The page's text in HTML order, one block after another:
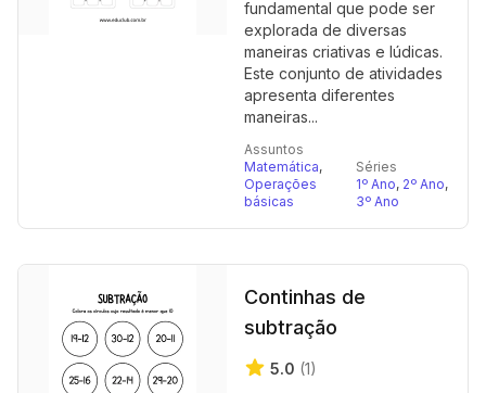
fundamental que pode ser
explorada de diversas
maneiras criativas e lúdicas.
Este conjunto de atividades
apresenta diferentes
maneiras...
Assuntos
Matemática,
Operações
básicas
Séries
1º Ano, 2º Ano,
3º Ano
Continhas de
subtração
5.0 (1)